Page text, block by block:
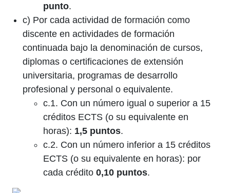
punto.
c) Por cada actividad de formación como
discente en actividades de formación
continuada bajo la denominación de cursos,
diplomas o certificaciones de extensión
universitaria, programas de desarrollo
profesional y personal o equivalente.
c.1. Con un número igual o superior a 15
créditos ECTS (o su equivalente en
horas): 1,5 puntos.
c.2. Con un número inferior a 15 créditos
ECTS (o su equivalente en horas): por
cada crédito 0,10 puntos.